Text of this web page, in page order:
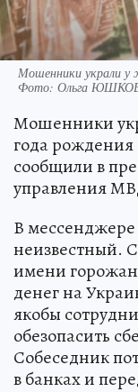
Мошенники украли у
Фото: Ольга
Мошенники
года рождения
сообщили в
управления
В мессенджере
неизвестный.
имени
денег на
якобы
обезопасить
Собеседник
в банках и